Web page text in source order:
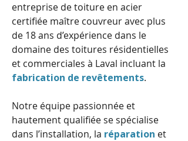
entreprise de toiture en acier
certifiée maître couvreur avec plus
de 18 ans d’expérience dans le
domaine des toitures résidentielles
et commerciales à Laval incluant la
fabrication de revêtements.
Notre équipe passionnée et
hautement qualifiée se spécialise
dans l’installation, la réparation et